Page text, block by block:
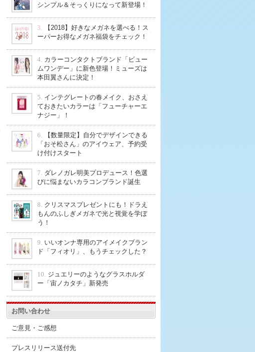
シンプル＆そっくりになって新登場！
3.
【2018】好きなメガネを選べる！ス
ーパーお得なメガネ福袋をチェック！
4. カラーコンタクトブランド「ビュー
ムワンデー」に新色登場！ミューズは
本田翼さんに決定！
5. インテグレートの春メイク、おさえ
ておきたいカラーは「フューチャーエ
ナジー」！
6.
【数量限定】自分でデザインできる
「おそ松さん」のアイウェア、予約受
け付けスタート
7. ダレノガレ明美プロデュース！色選
びに悩まないカラコンブランド誕生
8. クリスマスプレゼントにも！ドラえ
もんのふしぎメガネで光と視覚を学ぼ
う！
9. いいオンナ専用のアイメイクブラン
ド「フィオリ」、もうチェックした？
10. ジュエリーのようなグラスホルダ
ー「宙ノカタチ」新発売
お問い合わせ
ご意見・ご感想
プレスリリース送付先